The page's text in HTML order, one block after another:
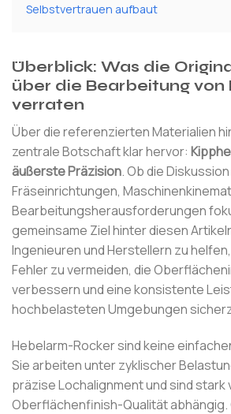
Selbstvertrauen aufbaut
Überblick: Was die
über die Bearbeitung von
verraten
Über die referenzierten Materialien
zentrale Botschaft klar hervor:
äußerste Präzision. Ob die
Fräseinrichtungen,
Bearbeitungsherausforderungen
gemeinsame Ziel hinter diesen
Ingenieuren und Herstellern zu
Fehler zu vermeiden, die
verbessern und eine konsistente
hochbelasteten Umgebungen
Hebelarm-Rocker sind keine
Sie arbeiten unter zyklischer
präzise Lochalignment und sind stark
Oberflächenfinish-Qualität abhängig.